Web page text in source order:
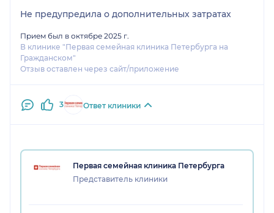
Не предупредила о дополнительных затратах
Прием был в октябре 2025 г.
В клинике "Первая семейная клиника Петербурга на
Гражданском"
Отзыв оставлен через сайт/приложение
3 Ответ клиники
Первая семейная клиника Петербурга
Представитель клиники